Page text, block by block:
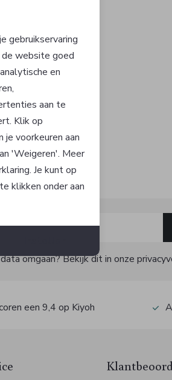
omgaan? Bekijk dit in onze
een 9,4 op Kiyoh
gebruikservaring
website goed
analytische en
aan te
Klik op
voorkeuren aan
'Weigeren'. Meer
Je kunt op
klikken onder aan